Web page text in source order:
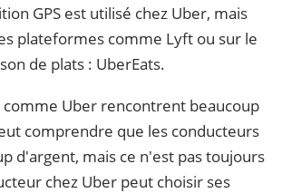
GPS est utilisé chez Uber, mais
plateformes comme Lyft ou sur le
de plats : UberEats.
Uber rencontrent beaucoup
comprendre que les conducteurs
d'argent, mais ce n'est pas toujours
chez Uber peut choisir ses